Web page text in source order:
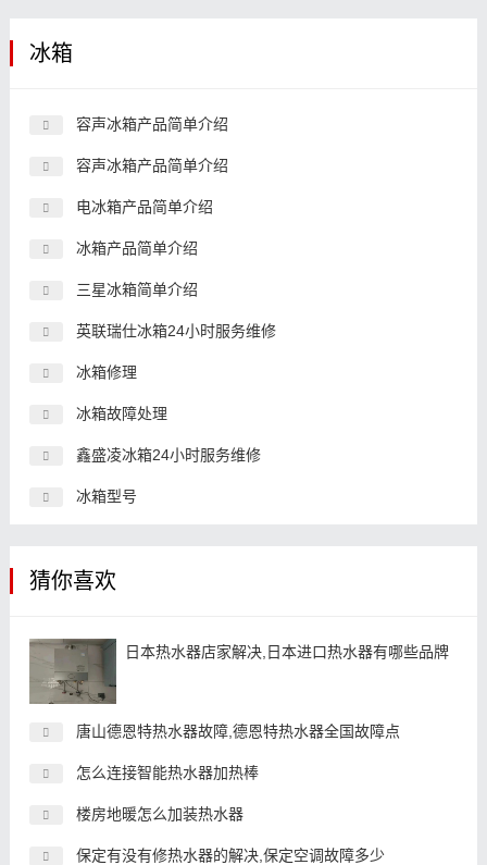
冰箱
容声冰箱产品简单介绍
容声冰箱产品简单介绍
电冰箱产品简单介绍
冰箱产品简单介绍
三星冰箱简单介绍
英联瑞仕冰箱24小时服务维修
冰箱修理
冰箱故障处理
鑫盛凌冰箱24小时服务维修
冰箱型号
猜你喜欢
日本热水器店家解决,日本进口热水器有哪些品牌
唐山德恩特热水器故障,德恩特热水器全国故障点
怎么连接智能热水器加热棒
楼房地暖怎么加装热水器
保定有没有修热水器的解决,保定空调故障多少